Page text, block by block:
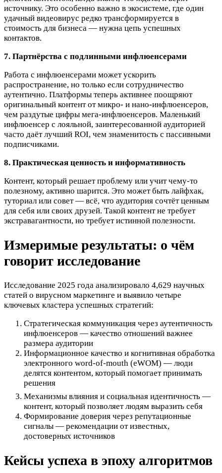
источнику. Это особенно важно в экосистеме, где один
удачный видеовирус редко трансформируется в
стоимость для бизнеса — нужна цепь успешных
контактов.​
7. Партнёрства с подлинными инфлюенсерами
Работа с инфлюенсерами может ускорить
распространение, но только если сотрудничество
аутентично. Платформы теперь активнее поощряют
оригинальный контент от микро- и нано-инфлюенсеров,
чем раздутые цифры мега-инфлюенсеров. Маленький
инфлюенсер с лояльной, заинтересованной аудиторией
часто даёт лучший ROI, чем знаменитость с пассивными
подписчиками.​
8. Практическая ценность и информативность
Контент, который решает проблему или учит чему-то
полезному, активно шарится. Это может быть лайфхак,
туториал или совет — всё, что аудитория сочтёт ценным
для себя или своих друзей. Такой контент не требует
экстравагантности, но требует истинной полезности.​
Измеримые результаты: о чём
говорит исследование
Исследование 2025 года анализировало 4,629 научных
статей о вирусном маркетинге и выявило четыре
ключевых кластера успешных стратегий:​
Стратегическая коммуникация через аутентичность
инфлюенсеров — качество отношений важнее
размера аудитории
Информационное качество и когнитивная обработка
электронного word-of-mouth (eWOM) — люди
делятся контентом, который помогает принимать
решения
Механизмы влияния и социальная идентичность —
контент, который позволяет людям выразить себя
Формирование доверия через репутационные
сигналы — рекомендации от известных,
достоверных источников
Кейсы успеха в эпоху алгоритмов